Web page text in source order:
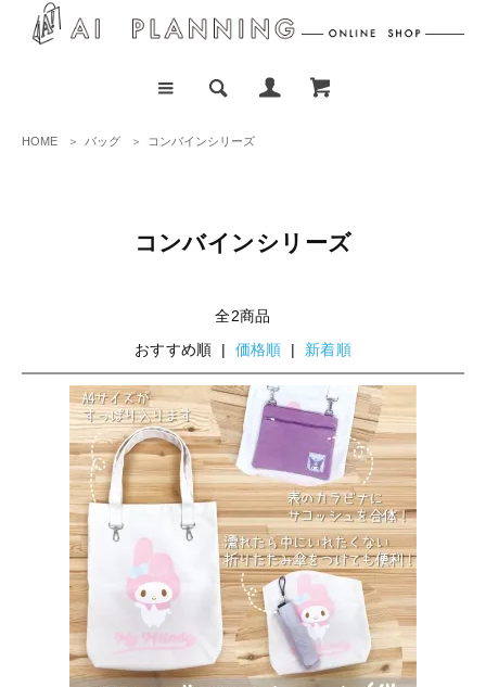
HOME ＞ バッグ ＞ コンバインシリーズ
コンバインシリーズ
全2商品
おすすめ順 | 価格順 | 新着順